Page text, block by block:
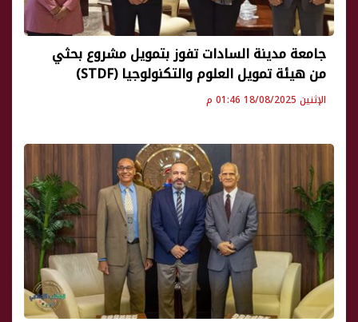
جامعة مدينة السادات تفوز بتمويل مشروع بحثي
من هيئة تمويل العلوم والتكنولوجيا (STDF)
الإثنين 18/08/2025 01:46 م